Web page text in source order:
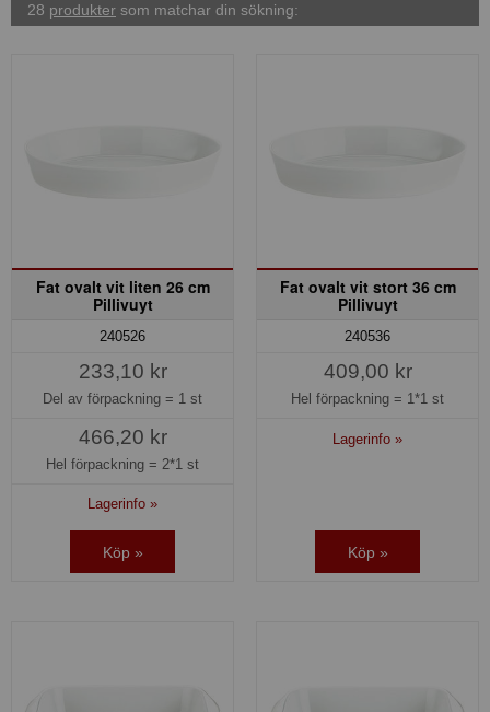
28 produkter som matchar din sökning:
Fat ovalt vit liten 26 cm
Pillivuyt
240526
233,10 kr
Del av förpackning = 1 st
466,20 kr
Hel förpackning = 2*1 st
Lagerinfo »
Köp »
Fat ovalt vit stort 36 cm
Pillivuyt
240536
409,00 kr
Hel förpackning = 1*1 st
Lagerinfo »
Köp »